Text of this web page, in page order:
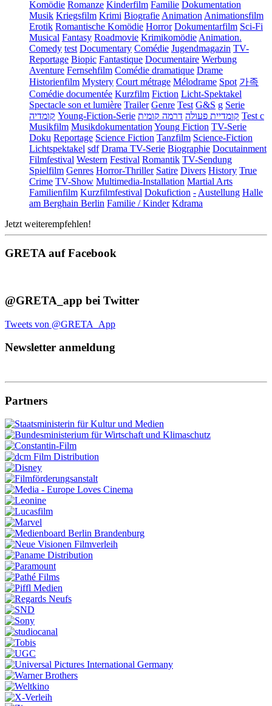
Komödie Romanze Kinderfilm Familie Dokumentation
Musik Kriegsfilm Krimi Biografie Animation Animationsfilm
Erotik Romantische Komödie Horror Dokumentarfilm Sci-Fi
Musical Fantasy Roadmovie Krimikomödie Animation.
Comedy test Documentary Comédie Jugendmagazin TV-
Reportage Biopic Fantastique Documentaire Werbung
Aventure Fernsehfilm Comédie dramatique Drame
Historienfilm Mystery Court métrage Mélodrame Spot 가족
Comédie documentée Kurzfilm Fiction Licht-Spektakel
Spectacle son et lumière Trailer Genre Test G&S g Serie
קומדיה Young-Fiction-Serie קומדיית פעולה דרמה קומית
Test c
Musikfilm Musikdokumentation Young Fiction TV-Serie
Doku Reportage Science Fiction Tanzfilm Science-Fiction
Lichtspektakel sdf Drama TV-Serie Biographie Docutainment
Filmfestival Western Festival Romantik TV-Sendung
Spielfilm Genres Horror-Thriller Satire Divers History True
Crime TV-Show Multimedia-Installation Martial Arts
Familienfilm Kurzfilmfestival Dokufiction - Austellung Halle
am Berghain Berlin Familie / Kinder Kdrama
Jetzt weiterempfehlen!
GRETA auf Facebook
@GRETA_app bei Twitter
Tweets von @GRETA_App
Newsletter anmeldung
Partners